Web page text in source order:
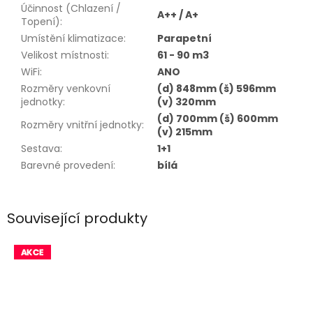
Související produkty
Účinnost (Chlazení /
Topení):
A++ / A+
Umístění klimatizace:
Parapetní
Velikost místnosti:
61 - 90 m3
WiFi:
ANO
Rozměry venkovní
jednotky:
(d) 848mm (š) 596mm
(v) 320mm
Rozměry vnitřní jednotky:
(d) 700mm (š) 600mm
(v) 215mm
Sestava:
1+1
Barevné provedení: bílá